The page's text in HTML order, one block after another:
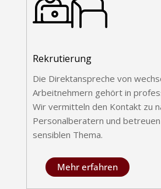
Rekrutierung
Die Direktanspreche von
Arbeitnehmern gehört in
Wir vermitteln den Kontakt zu
Personalberatern und
sensiblen Thema.
Mehr erfahren